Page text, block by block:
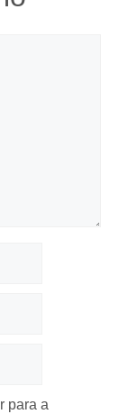
para a